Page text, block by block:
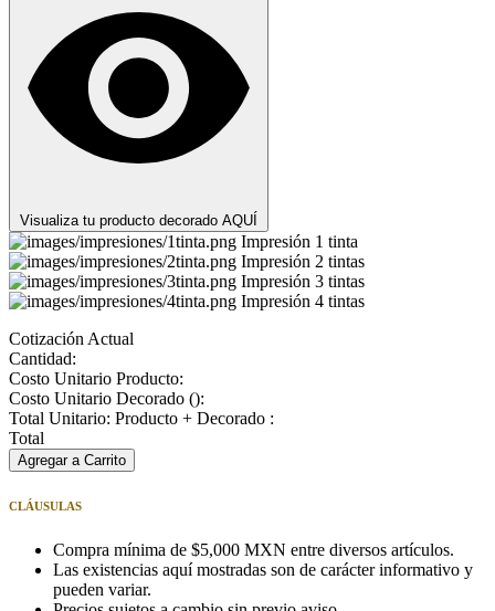
Visualiza tu producto decorado AQUÍ
Impresión 1 tinta
Impresión 2 tintas
Impresión 3 tintas
Impresión 4 tintas
Cotización Actual
Cantidad:
Costo Unitario Producto:
Costo Unitario Decorado ():
Total Unitario: Producto + Decorado :
Total
Agregar a Carrito
CLÁUSULAS
Compra mínima de $5,000 MXN entre diversos artículos.
Las existencias aquí mostradas son de carácter informativo y
pueden variar.